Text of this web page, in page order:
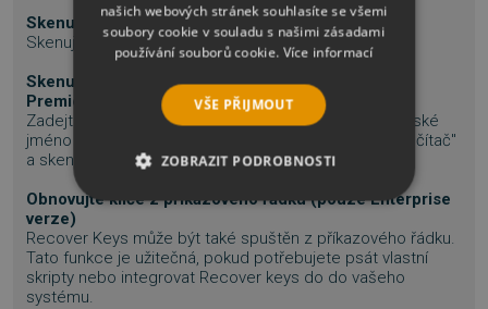
Skenujte vzdálené počítače
Skenujte licence také na vzdáleném počítači v síti.
Skenujte několik počítačů najednou (pouze verze
Premier/Enterprise)
Zadejte název počítače nebo jeho IP adresu, uživatelské
jméno a heslo v dialogovém okně "SCAN vzdálený počítač"
a skenujte další PC v síti.
Obnovujte klíče z příkazového řádku (pouze Enterprise
verze)
Recover Keys může být také spuštěn z příkazového řádku.
Tato funkce je užitečná, pokud potřebujete psát vlastní
skripty nebo integrovat Recover keys do do vašeho
systému.
našich webových stránek souhlasíte se všemi
soubory cookie v souladu s našimi zásadami
používání souborů cookie. Více informací
VŠE PŘIJMOUT
ZOBRAZIT PODROBNOSTI
NEZBYTNĚ NUTNÉ SOUBORY
VÝKONOVÉ SOUBORY